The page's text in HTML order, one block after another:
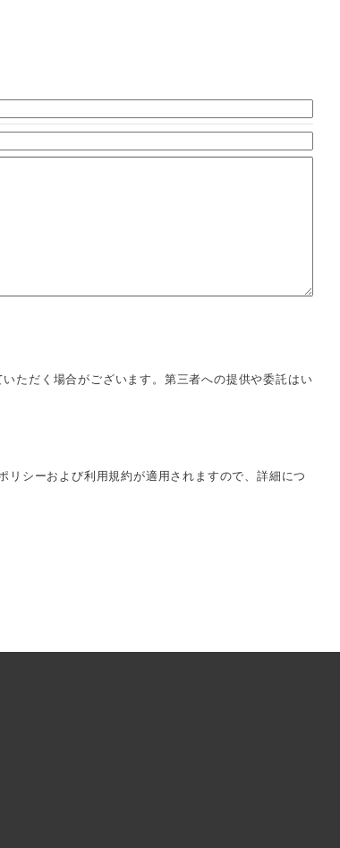
ただく場合がございます。第三者への提供や委託はい
リシーおよび利用規約が適用されますので、詳細につ